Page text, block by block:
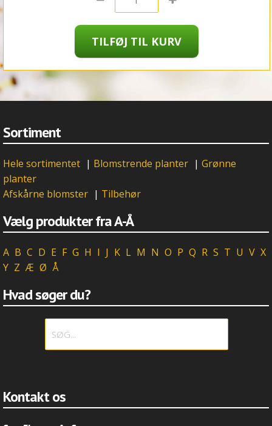
Sortiment
Hele sortimentet | Blomstrende planter | Grønne
planter
Afskårne blomster | Tilbehør
Vælg produkter fra A-Å
A B C D E F G H I J K L M N O P Q R S T U V X
Y Z Æ Ø Å
Hvad søger du?
Kontakt os